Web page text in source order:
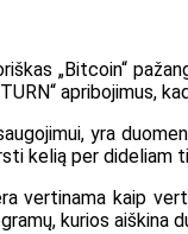
„Bitcoin“
apribojimus,
yra
kelią per dideliam
vertinama kaip
kurios aiškina